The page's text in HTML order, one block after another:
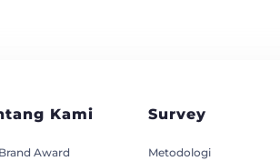
Kami
Award
Survey
Metodologi